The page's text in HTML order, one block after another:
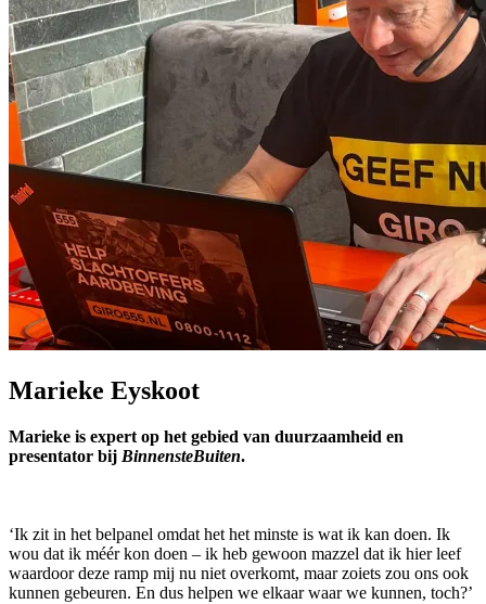
Marieke Eyskoot
Marieke is expert op het gebied van duurzaamheid en
presentator bij BinnensteBuiten.
‘Ik zit in het belpanel omdat het het minste is wat ik kan doen. Ik
wou dat ik méér kon doen – ik heb gewoon mazzel dat ik hier leef
waardoor deze ramp mij nu niet overkomt, maar zoiets zou ons ook
kunnen gebeuren. En dus helpen we elkaar waar we kunnen, toch?’